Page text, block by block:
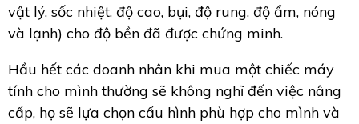
vật lý, sốc nhiệt, độ cao, bụi, độ rung, độ ẩm, nóng
và lạnh) cho độ bền đã được chứng minh.
Hầu hết các doanh nhân khi mua một chiếc máy
tính cho mình thường sẽ không nghĩ đến việc nâng
cấp, họ sẽ lựa chọn cấu hình phù hợp cho mình và